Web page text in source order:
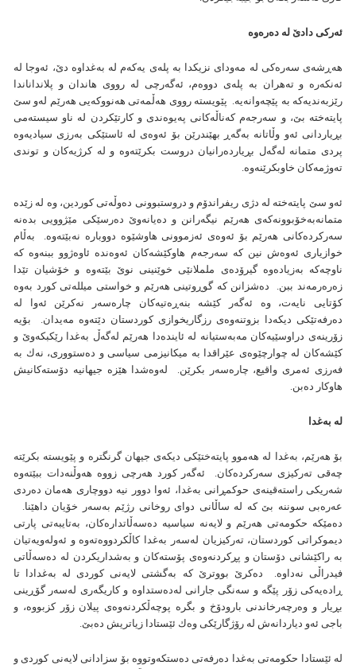
ئه‌ركی دادێ له‌ ده‌ره‌وه‌
هه‌ڕ‌‌شه‌ی سه‌ره‌كی له‌ مه‌ودای نزيكدا به‌ پله‌ی يه‌كه‌م له‌ به‌غداوه‌ دێ، ئه‌وجا له‌
ئه‌نكه‌ره‌ و ته‌هران به‌ پله‌ی دووه‌م، ئه‌گه‌رچی له‌ رووی هاندان و پلانداناندا
رێزبه‌نديه‌كه‌ به‌ پێچه‌وانه‌يه. پێويسته رووی هه‌ڵمه‌تی هه‌نووكه‌يی هه‌رێم له‌و سێ
پايته‌خته‌ بێ، و سه‌رجه‌م كه‌ناڵه‌كانی په‌يوه‌ندی و كارتێكردن له‌ ناو سيسته‌می
بڕياردانی ئه‌و وڵاتانه‌ به‌گه‌ڕ بهێندرێن بۆ ئه‌وه‌ی له‌ ئاستێكی به‌رزی سياديه‌وه‌
پردی متمانه‌ له‌گه‌ل بڕيارده‌رانيان دروست بكرێته‌وه‌ و له‌ كرژيه‌كان و توندی
ته‌وژمه‌كان خاوبكرێنه‌وه‌.
ئه‌و سێ پايته‌خته‌ له‌ دژی‌ ريفراندۆم و دروستبوونی ده‌وڵه‌تی كوردين، وه‌ له‌ زێده‌
متمانه‌به‌خۆبوونه‌كه‌ی هه‌رێم نيگه‌رانن و ده‌يانه‌وێ ده‌رسێكی مێژوويی بده‌نه‌
سه‌ركرده‌كانی هه‌رێم بۆ ئه‌وه‌ی ئه‌زموونی هاوشێوه‌ دووباره‌ نه‌بێته‌وه. به‌ڵام
خوازياری ئه‌وه‌ش نين كه‌ سه‌رجه‌م هاوكێشه‌كان ئه‌وه‌نده‌ ئاوه‌ژوو ببنه‌وه‌ كه‌
ناوچه‌كه‌ به‌زياده‌وه‌ گيرۆده‌ی ململانێی خوێنينی نوێ بێته‌وه‌ و خۆشيان تێدا
زه‌ره‌رمه‌ند ببن‌. ده‌شزانن كه‌ گوڕوتينی هه‌رێم و خواستی ميلله‌تی كورد به‌وه‌
كۆتايی نايه‌ت، وه‌ ئه‌گه‌ر كێشه‌ بنه‌ڕه‌تيه‌كان چاره‌سه‌ر نه‌كرێن ئه‌وا له‌
ده‌رفه‌تێكی ديكه‌دا بزوتنه‌وه‌ی رزگاريخوازی كوردستان دێته‌وه‌ مه‌يدان. بۆيه‌
زۆرينه‌ی دراوسێيه‌كان مه‌به‌ستيانه‌ له‌ ئاينده‌دا هه‌رێم له‌گه‌ڵ به‌غدا رێكبكه‌وێ و
كێشه‌كان له‌ چوارچێوه‌ی عێراقدا به‌ ميكانيزمی سياسی و ده‌ستووری، نه‌ك به‌
فه‌رزی ئه‌مری واقيع، چاره‌سه‌ر بكرێن. له‌وه‌شدا هێزه‌ جيهانيه‌ دۆسته‌كانيش
هاوكار ده‌بن.
له‌ به‌غدا
بۆ هه‌رێم، به‌غدا له‌ هه‌موو پايته‌ختێكی ديكه‌ی جيهان گرنگتره‌ و پێويسته‌ بكرێته‌
چه‌قی ته‌ركيزی سه‌ركرده‌كان. ئه‌گه‌ر كورد هه‌رچی زووه‌ هه‌وڵنه‌دات ببێته‌وه‌‌
شه‌ريكی راسته‌قينه‌ی حوكمڕانی به‌غدا، ئه‌وا دوور نيه‌ دووچاری هه‌مان ده‌ردی
عه‌ره‌بی سوننه‌ بێ كه‌ له‌ ساڵانی دوای روخانی رژێم به‌سه‌ر خۆيان داهێنا. ‌
ده‌مێكه‌ حكومه‌تی هه‌رێم و لايه‌نه‌ سياسيه‌ ده‌سه‌ڵاتداره‌كان، به‌تايبه‌تی پارتی
ديموكراتی كوردستان، ته‌ركيزیان له‌سه‌ر به‌غدا كاڵكردووه‌ته‌وه‌ و ئه‌وله‌ويه‌تیان
به‌ راكێشانی دۆستان و پڕكردنه‌وه‌ی پۆسته‌كان و به‌شداريكردن له‌ ده‌سه‌ڵاتی
فيدراڵی نه‌داوه‌. ده‌كرێ بووترێ كه‌ به‌گشتی لايه‌نی كوردی له‌ به‌غدادا تا
ڕاده‌يه‌كی زۆر پێگه‌ و سه‌نگی جارانی له‌ده‌ستداوه‌ و كاريگه‌ری له‌سه‌ر گۆڕينی
بڕيار و وه‌رچه‌رخاندنی بارودۆخ و بگره‌ پوچه‌ڵكردنه‌وه‌ی پيلان زۆر كزبووه‌، و
باجی ئه‌و دياردانه‌ش‌ له‌ رۆژگارێكی وه‌ك ئێستادا زياتريش ده‌بێ.
له‌ ئێستادا حكومه‌تی به‌غدا ده‌رفه‌تی ده‌ستكه‌وتووه‌ بۆ سزادانی لايه‌نی كوردی و